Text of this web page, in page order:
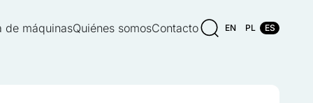
de máquinasQuiénes somosContacto EN PL ES